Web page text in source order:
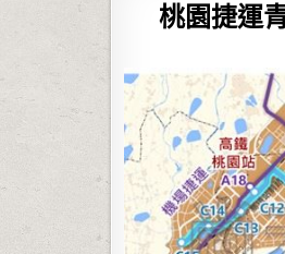
桃園捷運